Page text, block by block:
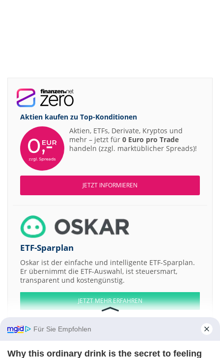
Aktien kaufen zu Top-Konditionen
Aktien, ETFs, Derivate, Kryptos und
mehr – jetzt für 0 Euro pro Trade
handeln (zzgl. marktüblicher Spreads)!
JETZT INFORMIEREN
ETF-Sparplan
Oskar ist der einfache und intelligente ETF-Sparplan.
Er übernimmt die ETF-Auswahl, ist steuersmart,
transparent und kostengünstig.
JETZT MEHR ERFAHREN
Für Sie Empfohlen
Why this ordinary drink is the secret to feeling